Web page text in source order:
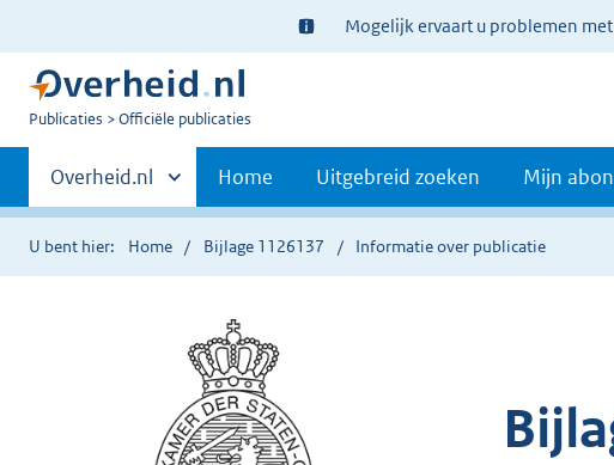
Ter
informatie:
Mogelijk ervaart u problemen
U
Publicaties Officiële publicaties
Primaire
navigatie
Andere
sites
binnen
Overheid.nl Home Uitgebreid zoeken Mijn
U bent hier: Home Bijlage 1126137 Informatie over publicatie